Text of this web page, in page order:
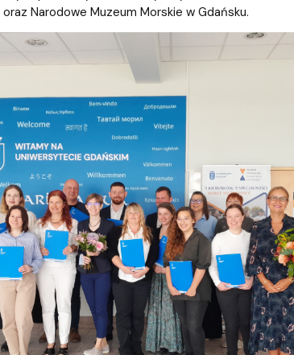
Narodowe Muzeum Morskie w Gdańsku.